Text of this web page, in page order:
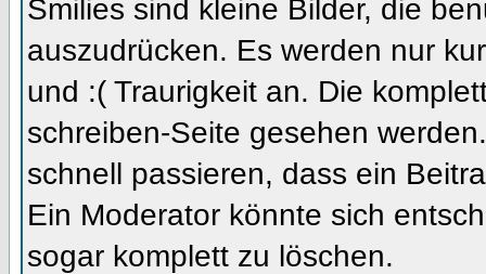
Smilies sind kleine Bilder, die
auszudrücken. Es werden nur
und :( Traurigkeit an. Die
schreiben-Seite gesehen
schnell passieren, dass ein
Ein Moderator könnte sich
sogar komplett zu löschen.